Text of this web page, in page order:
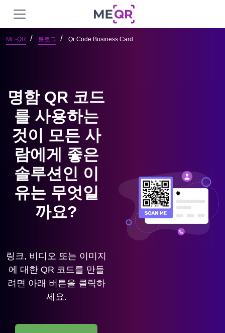
ME-QR 블로그 Qr Code Business Card
명함 QR 코드
를 사용하는
것이 모든 사
람에게 좋은
솔루션인 이
유는 무엇일
까요?
링크, 비디오 또는 이미지
에 대한 QR 코드를 만들
려면 아래 버튼을 클릭하
세요.